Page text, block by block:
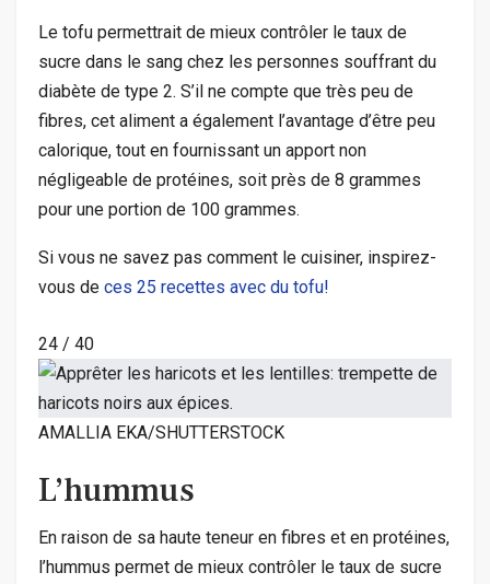
Le tofu permettrait de mieux contrôler le taux de
sucre dans le sang chez les personnes souffrant du
diabète de type 2. S’il ne compte que très peu de
fibres, cet aliment a également l’avantage d’être peu
calorique, tout en fournissant un apport non
négligeable de protéines, soit près de 8 grammes
pour une portion de 100 grammes.
Si vous ne savez pas comment le cuisiner, inspirez-
vous de ces 25 recettes avec du tofu!
24 / 40
AMALLIA EKA/SHUTTERSTOCK
L’hummus
En raison de sa haute teneur en fibres et en protéines,
l’hummus permet de mieux contrôler le taux de sucre